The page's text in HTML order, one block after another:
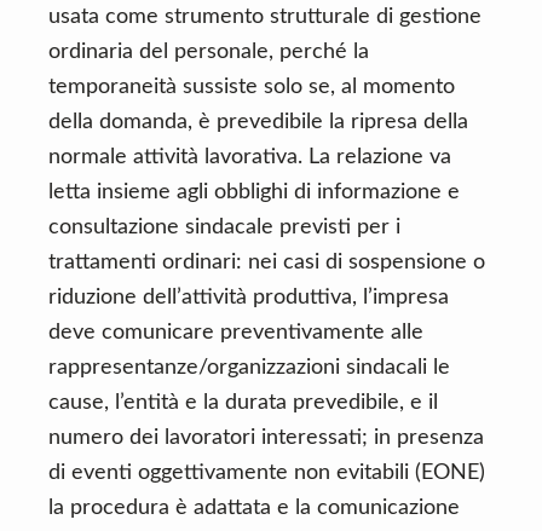
usata come strumento strutturale di gestione
ordinaria del personale, perché la
temporaneità sussiste solo se, al momento
della domanda, è prevedibile la ripresa della
normale attività lavorativa. La relazione va
letta insieme agli obblighi di informazione e
consultazione sindacale previsti per i
trattamenti ordinari: nei casi di sospensione o
riduzione dell’attività produttiva, l’impresa
deve comunicare preventivamente alle
rappresentanze/organizzazioni sindacali le
cause, l’entità e la durata prevedibile, e il
numero dei lavoratori interessati; in presenza
di eventi oggettivamente non evitabili (EONE)
la procedura è adattata e la comunicazione